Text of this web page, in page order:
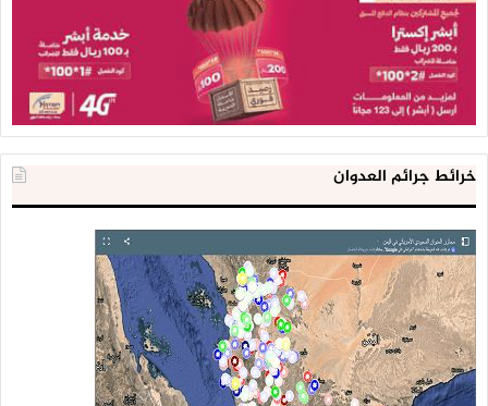
خرائط جرائم العدوان